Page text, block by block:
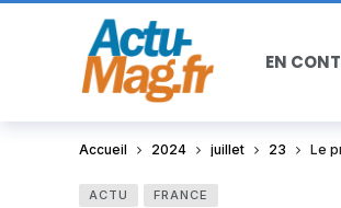
EN
Accueil 2024 juillet 23 Le
ACTU FRANCE